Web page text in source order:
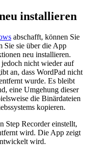
installieren
abschafft, können Sie
Sie sie über die App
neu installieren.
nicht wieder auf
an, dass WordPad nicht
wurde. Es bleibt
eine Umgehung dieser
die Binärdateien
kopieren.
Step Recorder einstellt,
wird. Die App zeigt
wird.